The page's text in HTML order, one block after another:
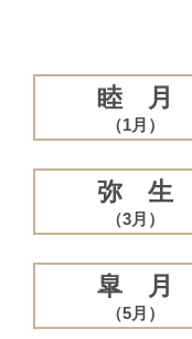
睦 月
（1月）
弥 生
（3月）
皐 月
（5月）